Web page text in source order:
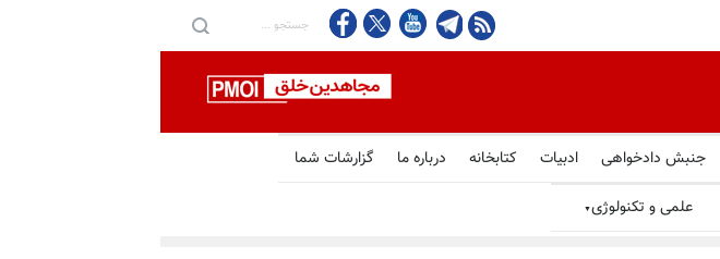
جنبش دادخواهی ادبیات کتابخانه درباره ما گزارشات شما
علمی و تکنولوژی▼